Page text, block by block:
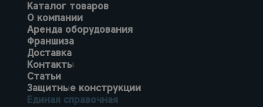
Каталог товаров
О компании
Аренда оборудования
Франшиза
Доставка
Контакты
Статьи
Защитные конструкции
Единая справочная